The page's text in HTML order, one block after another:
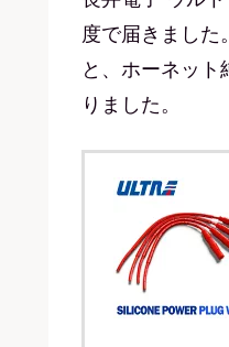
度で届きました
と、ホーネッ
りました。